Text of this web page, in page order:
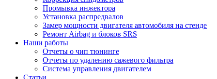
Промывка инжектора
Установка распредвалов
Замер мощности двигателя автомобиля на стенде
Ремонт Airbag и блоков SRS
Наши работы
Отчеты о чип тюнинге
Отчеты по удалению сажевого фильтра
Система управления двигателем
Статьи